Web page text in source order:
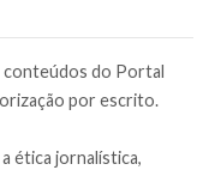
do Portal
por escrito.
ética jornalística,